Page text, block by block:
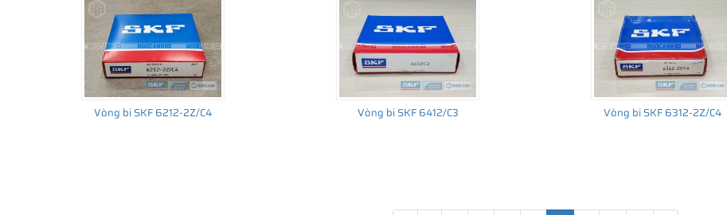
Vòng bi SKF 6212-2Z/C4 Vòng bi SKF 6412/C3 Vòng bi SKF 6312-2Z/C4